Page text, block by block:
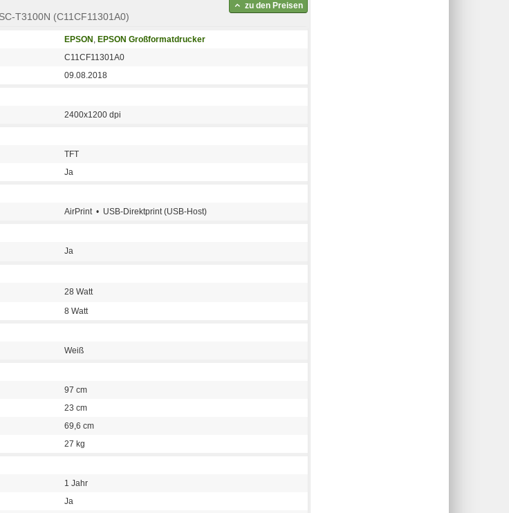
T3100N (C11CF11301A0)
zu den Preisen
EPSON, EPSON Großformatdrucker
C11CF11301A0
09.08.2018
2400x1200 dpi
TFT
Ja
AirPrint • USB-Direktprint (USB-Host)
Ja
28 Watt
8 Watt
Weiß
97 cm
23 cm
69,6 cm
27 kg
1 Jahr
Ja